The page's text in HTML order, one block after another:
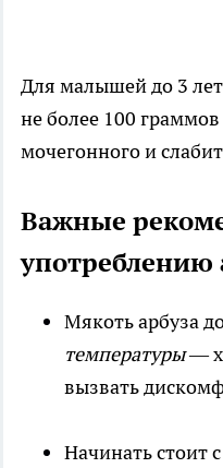
Для малышей до 3
не более 100
мочегонного и
Важные
употреблению
Мякоть арбуза
температуры—
вызвать
Начинать стоит